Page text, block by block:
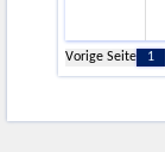
Vorige Seite
1